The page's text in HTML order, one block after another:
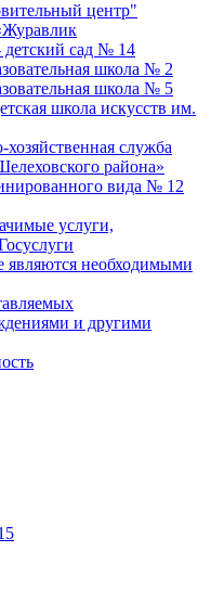
центр"
детский сад № 14
школа № 2
школа № 5
школа искусств им.
служба
района»
вида № 12
услуги,
являются необходимыми
и другими